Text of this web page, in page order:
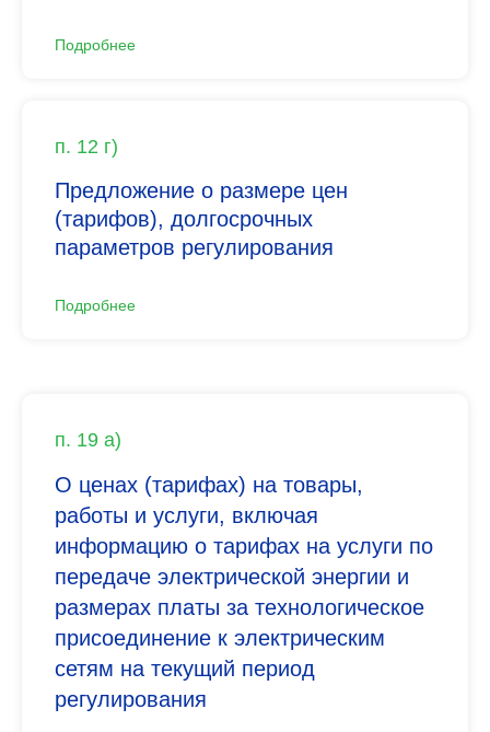
Подробнее
п. 12 г)
Предложение о размере цен
(тарифов), долгосрочных
параметров регулирования
Подробнее
п. 19 а)
О ценах (тарифах) на товары,
работы и услуги, включая
информацию о тарифах на услуги по
передаче электрической энергии и
размерах платы за технологическое
присоединение к электрическим
сетям на текущий период
регулирования